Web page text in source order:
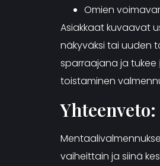
Omien
Asiakkaat kuvaavat
näkyväksi tai uuden
sparraajana ja tukee
toistaminen
vaiheittain ja siinä